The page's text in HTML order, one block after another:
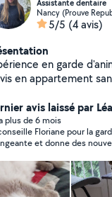
Assistante dentaire
5/5 (4 avis)
en garde
en appartement
pour l'aide aux
jusqu'en 3e.
avis laissé par
plus de 6 mois
Floriane pour la
et donne des
senti comme chez lui !